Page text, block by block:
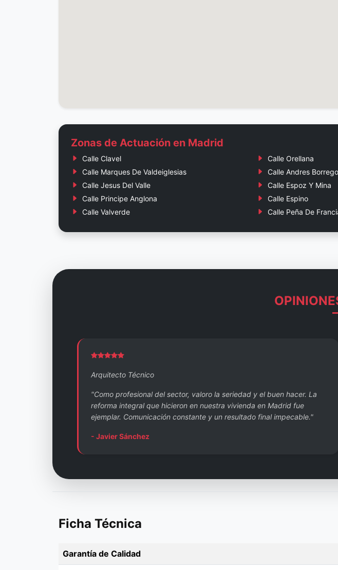
Zonas de Actuación en Madrid
Calle Clavel
Calle Marques De Valdeiglesias
Calle Jesus Del Valle
Calle Principe Anglona
Calle Valverde
Calle Orellana
Calle Andres Borrego
Calle Espoz Y Mina
Calle Espino
Calle Peña De
Arquitecto Técnico
"Como profesional del sector, valoro la seriedad y el buen hacer. La
reforma integral que hicieron en nuestra vivienda en Madrid fue
ejemplar. Comunicación constante y un resultado final impecable."
- Javier Sánchez
Ficha Técnica
Garantía de Calidad